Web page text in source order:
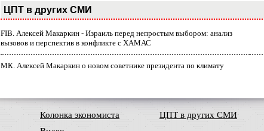
ЦПТ в других СМИ
FIB. Алексей Макаркин - Израиль перед непростым выбором: анализ
вызовов и перспектив в конфликте с ХАМАС
МК. Алексей Макаркин о новом советнике президента по климату
Колонка экономиста
ЦПТ в других СМИ